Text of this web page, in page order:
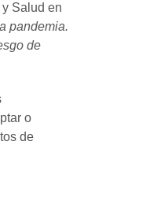
Salud en
pandemia.
de
o
de